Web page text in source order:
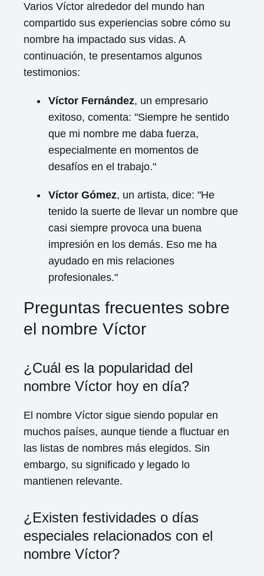
Varios Víctor alrededor del mundo han
compartido sus experiencias sobre cómo su
nombre ha impactado sus vidas. A
continuación, te presentamos algunos
testimonios:
Víctor Fernández, un empresario
exitoso, comenta: "Siempre he sentido
que mi nombre me daba fuerza,
especialmente en momentos de
desafíos en el trabajo."
Víctor Gómez, un artista, dice: "He
tenido la suerte de llevar un nombre que
casi siempre provoca una buena
impresión en los demás. Eso me ha
ayudado en mis relaciones
profesionales."
Preguntas frecuentes sobre
el nombre Víctor
¿Cuál es la popularidad del
nombre Víctor hoy en día?
El nombre Víctor sigue siendo popular en
muchos países, aunque tiende a fluctuar en
las listas de nombres más elegidos. Sin
embargo, su significado y legado lo
mantienen relevante.
¿Existen festividades o días
especiales relacionados con el
nombre Víctor?